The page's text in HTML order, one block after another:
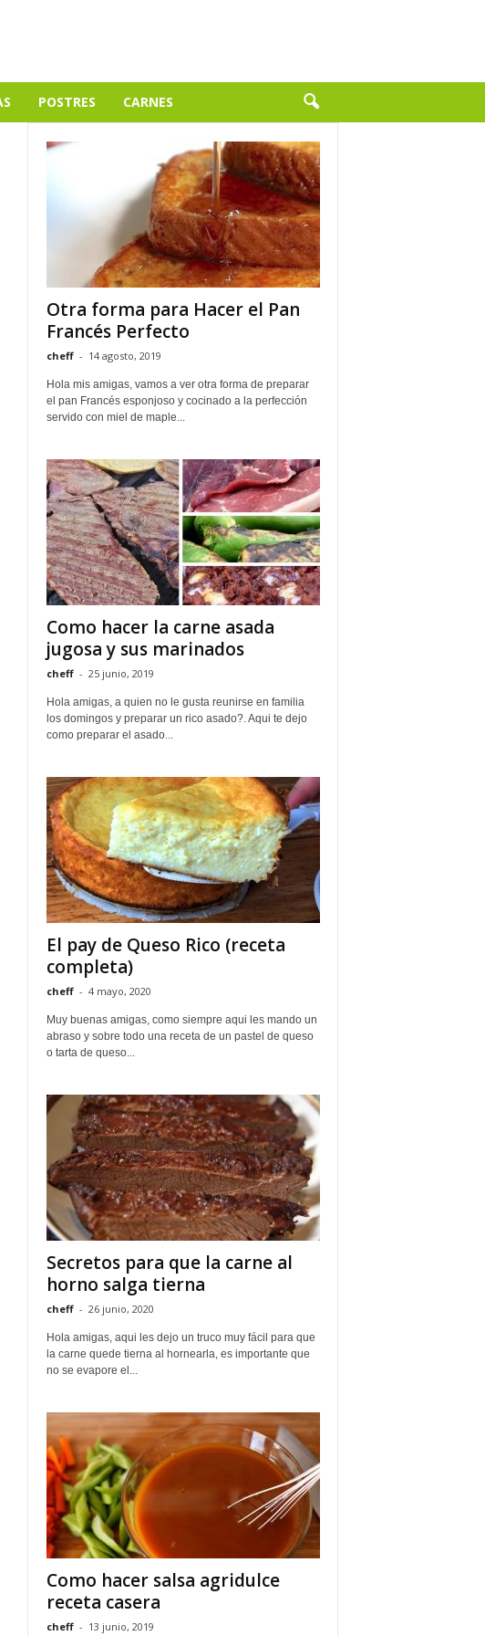
POSTRES CARNES
Otra forma para Hacer el Pan
Francés Perfecto
cheff - 14 agosto, 2019
Hola mis amigas, vamos a ver otra forma de preparar
el pan Francés esponjoso y cocinado a la perfección
servido con miel de maple...
Como hacer la carne asada
jugosa y sus marinados
cheff - 25 junio, 2019
Hola amigas, a quien no le gusta reunirse en familia
los domingos y preparar un rico asado?. Aqui te dejo
como preparar el asado...
El pay de Queso Rico (receta
completa)
cheff - 4 mayo, 2020
Muy buenas amigas, como siempre aqui les mando un
abraso y sobre todo una receta de un pastel de queso
o tarta de queso...
Secretos para que la carne al
horno salga tierna
cheff - 26 junio, 2020
Hola amigas, aqui les dejo un truco muy fácil para que
la carne quede tierna al hornearla, es importante que
no se evapore el...
Como hacer salsa agridulce
receta casera
cheff - 13 junio, 2019